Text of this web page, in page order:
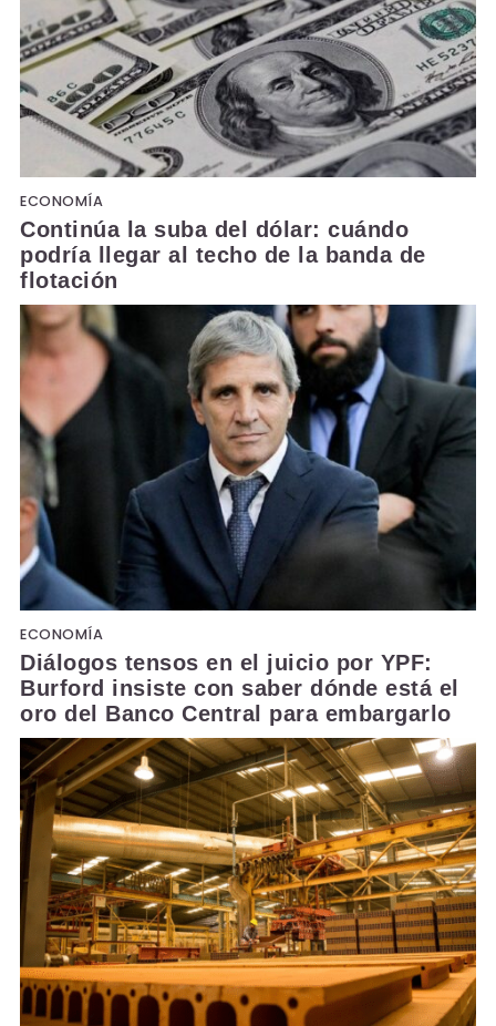
ECONOMÍA
Continúa la suba del dólar: cuándo
podría llegar al techo de la banda de
flotación
ECONOMÍA
Diálogos tensos en el juicio por YPF:
Burford insiste con saber dónde está el
oro del Banco Central para embargarlo